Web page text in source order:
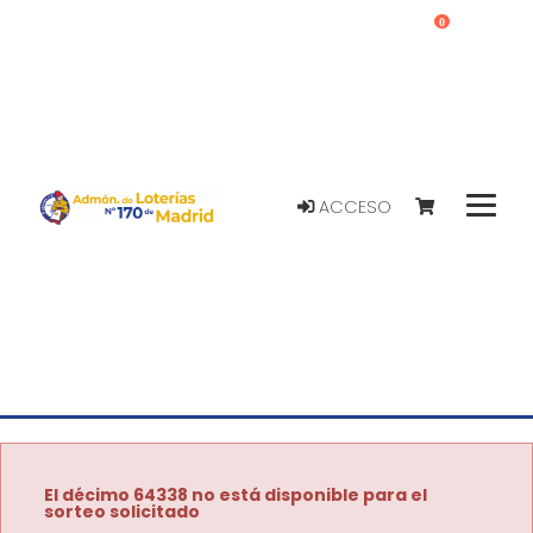
ACCESO
0
El décimo 64338 no está disponible para el
sorteo solicitado